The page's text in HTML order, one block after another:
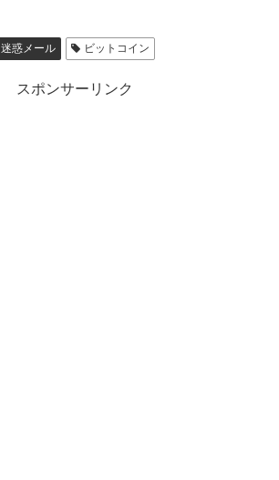
迷惑メール ビットコイン
スポンサーリンク